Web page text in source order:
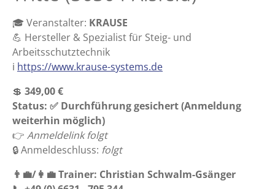
🎓 Veranstalter: KRAUSE
💪 Hersteller & Spezialist für Steig- und
Arbeitsschutztechnik
ℹ️ https://www.krause-systems.de
💲 349,00 €
Status: ✅ Durchführung gesichert (Anmeldung
weiterhin möglich)
👉 Anmeldelink folgt
🔒 Anmeldeschluss: folgt
👨‍💼/👩‍💼 Trainer: Christian Schwalm-Gsänger